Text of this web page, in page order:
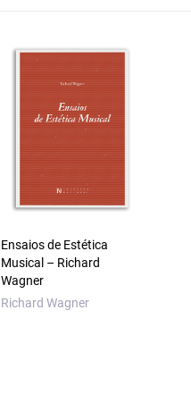
Ensaios de Estética
Musical – Richard
Wagner
Richard Wagner